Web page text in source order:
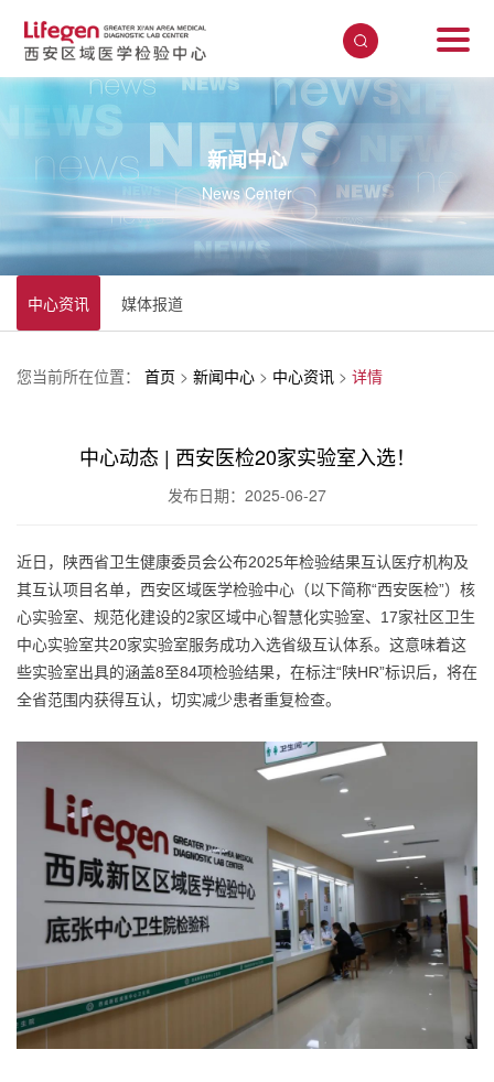
新闻中心
News Center
中心资讯 媒体报道
您当前所在位置： 首页 > 新闻中心 > 中心资讯 > 详情
中心动态 | 西安医检20家实验室入选！
发布日期：2025-06-27
近日，陕西省卫生健康委员会公布2025年检验结果互认医疗机构及
其互认项目名单，西安区域医学检验中心（以下简称“西安医检”）核
心实验室、规范化建设的2家区域中心智慧化实验室、17家社区卫生
中心实验室共20家实验室服务成功入选省级互认体系。这意味着这
些实验室出具的涵盖8至84项检验结果，在标注“陕HR”标识后，将在
全省范围内获得互认，切实减少患者重复检查。